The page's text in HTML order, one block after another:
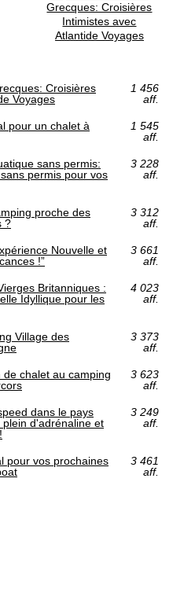
Grecques: Croisières
Intimistes avec
Atlantide Voyages
Croisières
Voyages
1 456
aff.
pour un chalet à
1 545
aff.
sans permis:
permis pour vos
3 228
aff.
proche des
?
3 312
aff.
Nouvelle et
!”
3 661
aff.
Britanniques :
Idyllique pour les
4 023
aff.
Village des
3 373
aff.
chalet au camping
3 623
aff.
dans le pays
d'adrénaline et
3 249
aff.
pour vos prochaines
3 461
aff.